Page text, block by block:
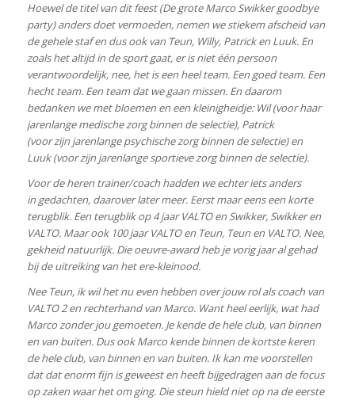
Hoewel de titel van dit feest (De grote Marco Swikker goodbye
party) anders doet vermoeden, nemen we stiekem afscheid van
de gehele staf en dus ook van Teun, Willy, Patrick en Luuk. En
zoals het altijd in de sport gaat, er is niet één persoon
verantwoordelijk, nee, het is een heel team. Een goed team. Een
hecht team. Een team dat we gaan missen. En daarom
bedanken we met bloemen en een kleinigheidje: Wil (voor haar
jarenlange medische zorg binnen de selectie), Patrick
(voor zijn jarenlange psychische zorg binnen de selectie) en
Luuk (voor zijn jarenlange sportieve zorg binnen de selectie).
Voor de heren trainer/coach hadden we echter iets anders
in gedachten, daarover later meer. Eerst maar eens een korte
terugblik. Een terugblik op 4 jaar VALTO en Swikker, Swikker en
VALTO. Maar ook 100 jaar VALTO en Teun, Teun en VALTO. Nee,
gekheid natuurlijk. Die oeuvre-award heb je vorig jaar al gehad
bij de uitreiking van het ere-kleinood.
Nee Teun, ik wil het nu even hebben over jouw rol als coach van
VALTO 2 en rechterhand van Marco. Want heel eerlijk, wat had
Marco zonder jou gemoeten. Je kende de hele club, van binnen
en van buiten. Dus ook Marco kende binnen de kortste keren
de hele club, van binnen en van buiten. Ik kan me voorstellen
dat dat enorm fijn is geweest en heeft bijgedragen aan de focus
op zaken waar het om ging. Die steun hield niet op na de eerste